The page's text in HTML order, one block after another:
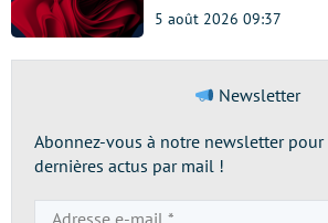
5 août 2026 09:37
Newsletter
Abonnez-vous à notre newsletter pour
dernières actus par mail !